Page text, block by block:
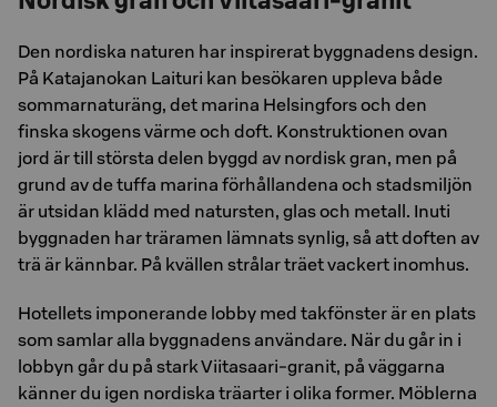
Den nordiska naturen har inspirerat byggnadens design.
På Katajanokan Laituri kan besökaren uppleva både
sommarnaturäng, det marina Helsingfors och den
finska skogens värme och doft. Konstruktionen ovan
jord är till största delen byggd av nordisk gran, men på
grund av de tuffa marina förhållandena och stadsmiljön
är utsidan klädd med natursten, glas och metall. Inuti
byggnaden har träramen lämnats synlig, så att doften av
trä är kännbar. På kvällen strålar träet vackert inomhus.
Hotellets imponerande lobby med takfönster är en plats
som samlar alla byggnadens användare. När du går in i
lobbyn går du på stark Viitasaari-granit, på väggarna
känner du igen nordiska träarter i olika former. Möblerna